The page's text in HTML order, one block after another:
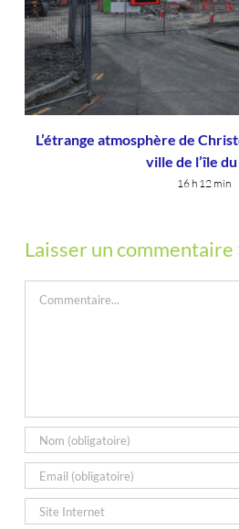
L’étrange atmosphère de
ville de l’île
16 h 12 min
Laisser un commentaire
Commentaire